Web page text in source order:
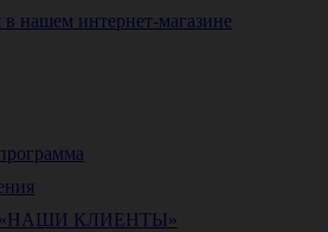
в нашем интернет-магазине
«НАШИ КЛИЕНТЫ»